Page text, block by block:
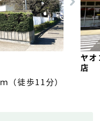
（徒歩11分）
ヤ
店